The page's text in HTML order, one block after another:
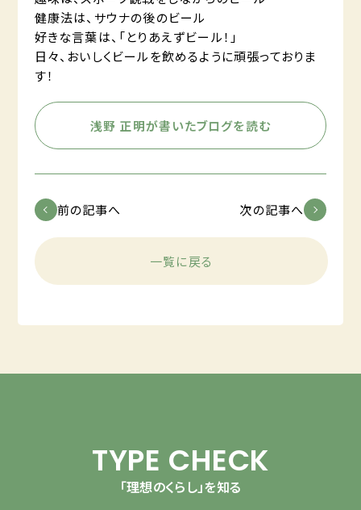
健康法は、サウナの後のビール
好きな言葉は、「とりあえずビール！」
日々、おいしくビールを飲めるように頑張っておりま
す！
浅野 正明が書いたブログを読む
前の記事へ 次の記事へ
一覧に戻る
TYPE CHECK
「理想のくらし」を知る